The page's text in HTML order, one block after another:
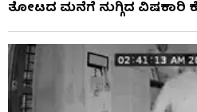
ತೋಟದ ಮನೆಗೆ ನುಗ್ಗಿದ ವಿಷಕಾರಿ